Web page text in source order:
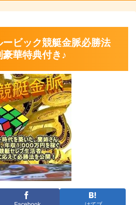
ビック競艇金脈必勝法
華特典付き♪